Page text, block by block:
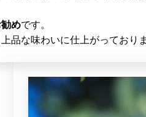
めです。
品な味わいに仕上がっておりま